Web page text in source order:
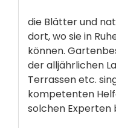
die Blätter und
dort, wo sie in
können.
der alljährlichen
Terrassen etc.
kompetenten
solchen Experten